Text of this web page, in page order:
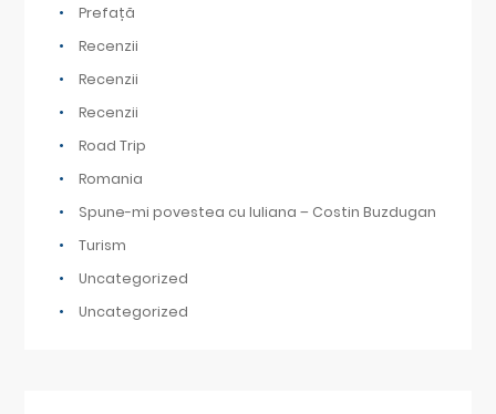
Prefață
Recenzii
Recenzii
Recenzii
Road Trip
Romania
Spune-mi povestea cu Iuliana – Costin Buzdugan
Turism
Uncategorized
Uncategorized